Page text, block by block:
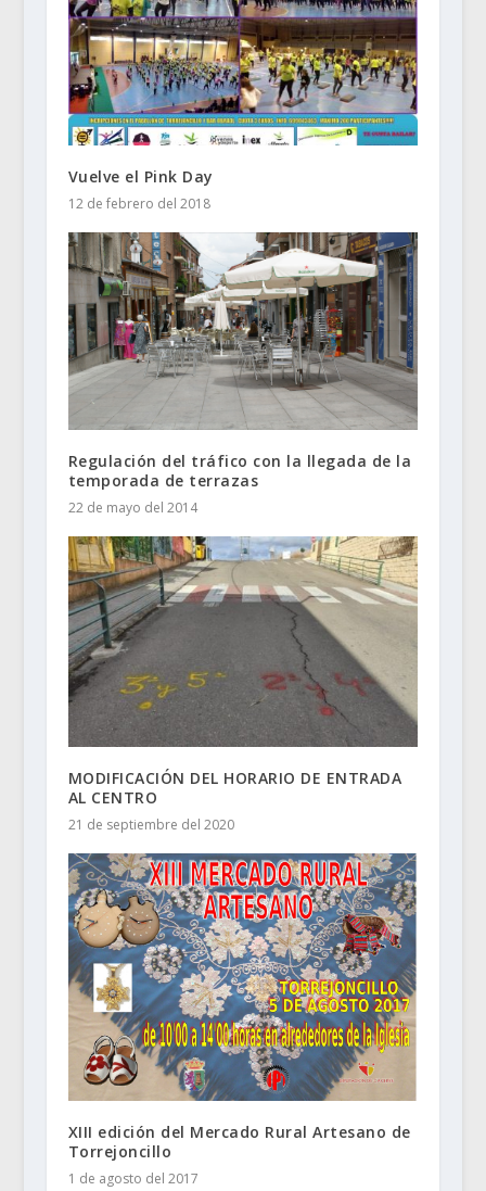
Vuelve el Pink Day
12 de febrero del 2018
Regulación del tráfico con la llegada de la
temporada de terrazas
22 de mayo del 2014
MODIFICACIÓN DEL HORARIO DE ENTRADA
AL CENTRO
21 de septiembre del 2020
XIII edición del Mercado Rural Artesano de
Torrejoncillo
1 de agosto del 2017